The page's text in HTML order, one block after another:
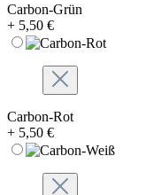
Carbon-Grün
+ 5,50 €
Carbon-Rot
+ 5,50 €